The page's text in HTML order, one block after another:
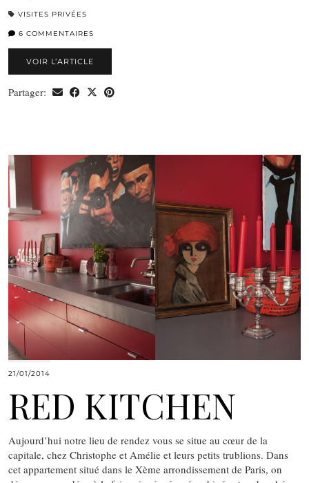
VISITES PRIVÉES
6 COMMENTAIRES
VOIR L’ARTICLE
Partager:
21/01/2014
RED KITCHEN
Aujourd’hui notre lieu de rendez vous se situe au cœur de la
capitale, chez Christophe et Amélie et leurs petits trublions. Dans
cet appartement situé dans le Xème arrondissement de Paris, on